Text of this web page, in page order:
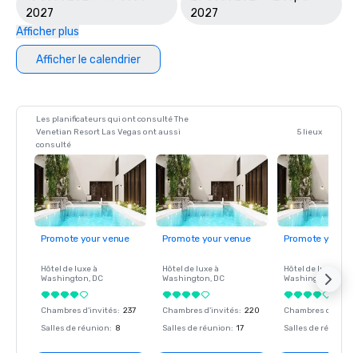
2027
2027
Afficher plus
Afficher le calendrier
Les planificateurs qui ont consulté The
Venetian Resort Las Vegas ont aussi
consulté
5 lieux
Promote your venue
Hôtel de luxe à
Washington, DC
Chambres d'invités: 237
Salles de réunion: 8
Promote your venue
Hôtel de luxe à
Washington, DC
Chambres d'invités: 220
Salles de réunion: 17
Promote your
Hôtel de luxe à
Washington
Chambres
Salles de réunion